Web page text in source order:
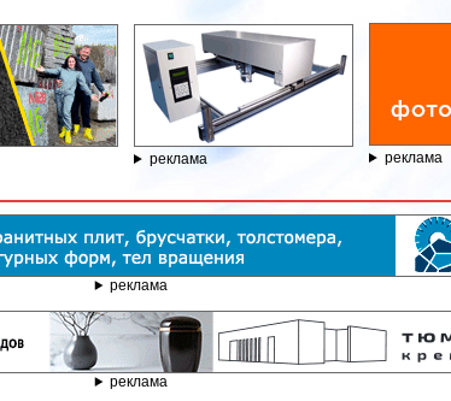
реклама реклама
реклама
реклама